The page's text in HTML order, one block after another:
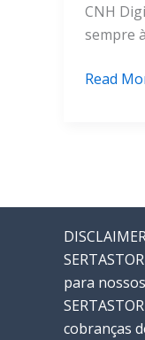
CNH
sempre
o
CNH
Digital
Read
para
cobranças